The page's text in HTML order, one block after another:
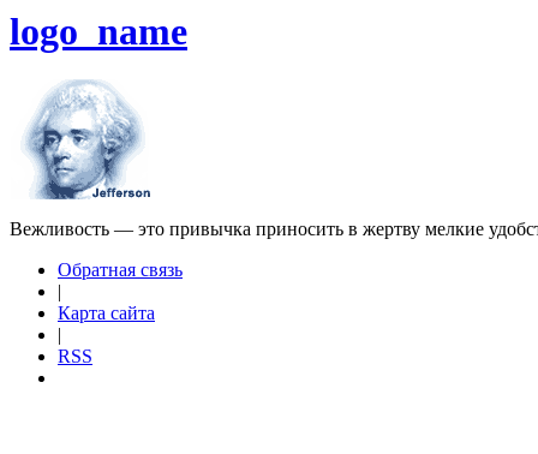
logo_name
Вежливость — это привычка приносить в жертву мелкие
Обратная связь
|
Карта сайта
|
RSS